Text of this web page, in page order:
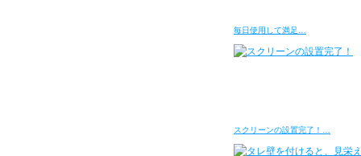
毎日使用して満足…
スクリーンの設置完了！…